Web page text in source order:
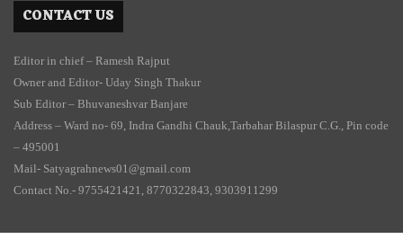
CONTACT US
Editor in chief – Ramesh Rajput
Owner and Editor- Uday Singh Thakur
Sub Editor – Bhuvaneshvar Banjare
Address – Ward no- 69, Indra Gandhi Chauk,Tarbahar Bilaspur C.G., Pin code
– 495001
Mail- Satyagrahnews01@gmail.com
Contact No.- 9755421421, 8770322843, 9303911299